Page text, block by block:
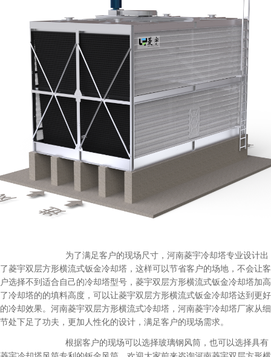
为了满足客户的现场尺寸，河南菱宇冷却塔专业设计出
了菱宇双层方形横流式钣金冷却塔，这样可以节省客户的场地，不会让客
户选择不到适合自己的冷却塔型号，菱宇双层方形横流式钣金冷却塔加高
了冷却塔的的填料高度，可以让菱宇双层方形横流式钣金冷却塔达到更好
的冷却效果。河南菱宇双层方形横流式冷却塔，河南菱宇冷却塔厂家从细
节处下足了功夫，更加人性化的设计，满足客户的现场需求。
根据客户的现场可以选择玻璃钢风筒，也可以选择具有